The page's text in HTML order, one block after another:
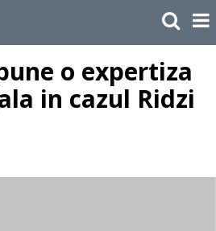
o expertiza
in cazul Ridzi